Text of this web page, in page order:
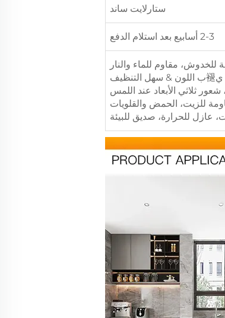
ستارلايت ساند
2-3 أسابيع بعد استلام الدفع